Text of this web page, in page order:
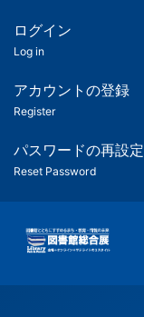
ツ
匿
名
ユ
ー
ー
用
メ
ログイン
Log in
アカウントの登録
Register
パスワードの再設定
Reset Password